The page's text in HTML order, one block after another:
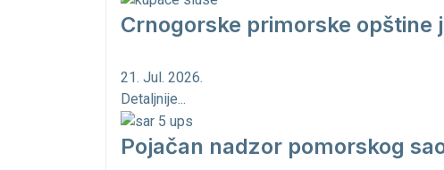
Crnogorske primorske opštine
21. Jul. 2026.
Detaljnije...
Pojačan nadzor pomorskog